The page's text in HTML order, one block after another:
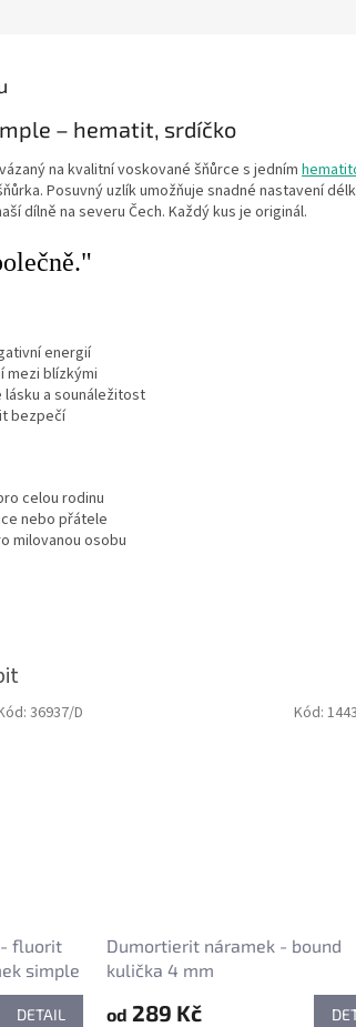
– hematit, srdíčko
na kvalitní voskované šňůrce s jedním
Posuvný uzlík umožňuje snadné nastavení
dílně na severu Čech. Každý kus je originál.
energií
mezi blízkými
a sounáležitost
bezpečí
celou rodinu
nebo přátele
milovanou osobu
- fluorit
simple
DETAIL
36937/D
Dumortierit náramek - bound
kulička 4 mm
od 289 Kč
Kód: